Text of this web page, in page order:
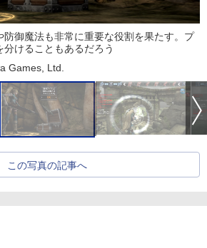
御魔法も非常に重要な役割を果たす。プ
けることもあるだろう
Games, Ltd.
この写真の記事へ